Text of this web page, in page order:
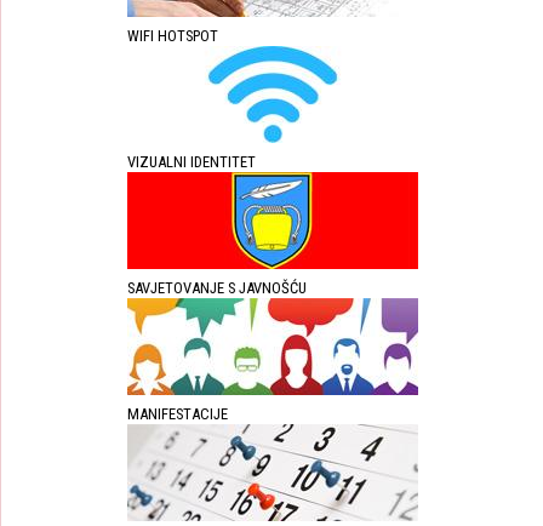
WIFI HOTSPOT
VIZUALNI IDENTITET
SAVJETOVANJE S JAVNOŠĆU
MANIFESTACIJE